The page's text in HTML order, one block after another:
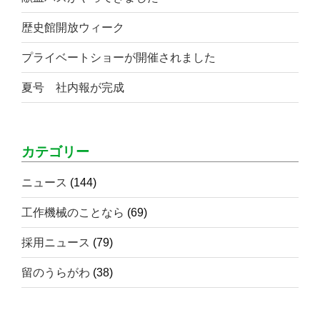
歴史館開放ウィーク
プライベートショーが開催されました
夏号 社内報が完成
カテゴリー
ニュース (144)
工作機械のことなら (69)
採用ニュース (79)
留のうらがわ (38)